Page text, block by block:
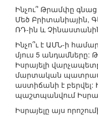
Ինչու՞ Թրամփը գնաց
Մեծ Բրիտանիային,
ՌԴ-ին և
Ինչո՞ւ է ԱՄՆ-ի
մյուս 5 անդամները:
Իսրայելի
մարտական
աստիճանի է բերվել:
պաշտպանվում
Իսրայելը այս